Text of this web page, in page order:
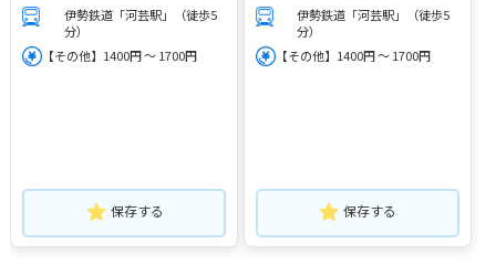
伊勢鉄道「河芸駅」（徒歩5
分）
【その他】1400円 ～ 1700円
保存する
伊勢鉄道「河芸駅」（徒歩5
分）
【その他】1400円 ～ 1700円
保存する